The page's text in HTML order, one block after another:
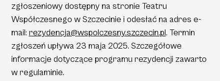
zgłoszeniowy dostępny na stronie Teatru
Współczesnego w Szczecinie i odesłać na adres e-
mail: rezydencja@wspolczesny.szczecin.pl. Termin
zgłoszeń upływa 23 maja 2025. Szczegółowe
informacje dotyczące programu rezydencji zawarto
w regulaminie.